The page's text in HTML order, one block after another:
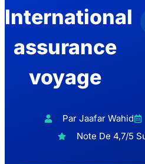
International
assurance
voyage
Par Jaafar Wahid
Note De 4,7/5